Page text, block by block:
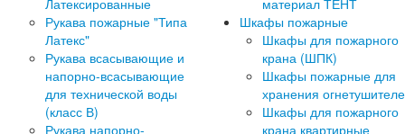
Рукава пожарные "Типа
Латекс"
Рукава всасывающие и
напорно-всасывающие
для технической воды
(класс В)
Рукава напорно-
Шкафы пожарные
Шкафы для пожарного
крана (ШПК)
Шкафы пожарные для
хранения
Шкафы для пожарного
крана квартирные